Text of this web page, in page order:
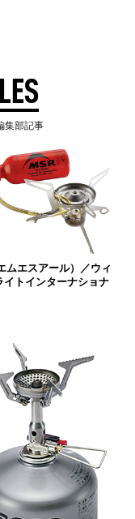
集部記事
ムエスアール）／ウィ
イトインターナショナ